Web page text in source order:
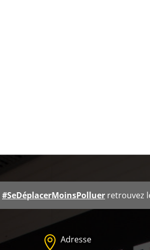
#SeDéplacerMoinsPolluer retrouvez
 Adresse